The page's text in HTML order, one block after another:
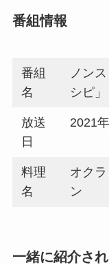
番組情報
番組
名
ノン
シピ」
放送
日
2021
料理
名
オク
ン
一緒に紹介さ